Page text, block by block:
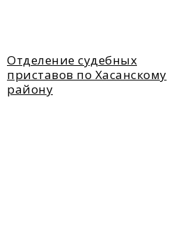
Отделение судебных
приставов по Хасанскому
району